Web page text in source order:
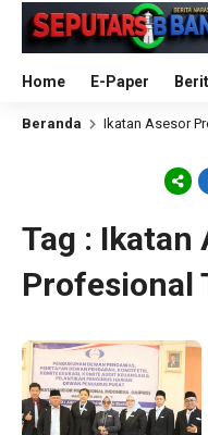
Home E-Paper
Beranda Ikatan Asesor
Tag : Ikatan
Profesional